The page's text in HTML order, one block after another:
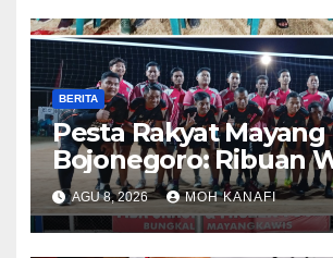
BERITA
​Pesta Rakyat Mayang
Bojonegoro: Ribuan
Tumplek Blek
Voli, Kades 3 Periode
Setinggi Langit
AGU 8, 2026 MOH KANAFI